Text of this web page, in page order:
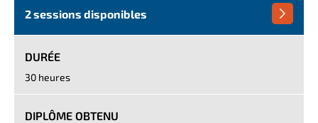
2 sessions disponibles
DURÉE
30 heures
DIPLÔME OBTENU